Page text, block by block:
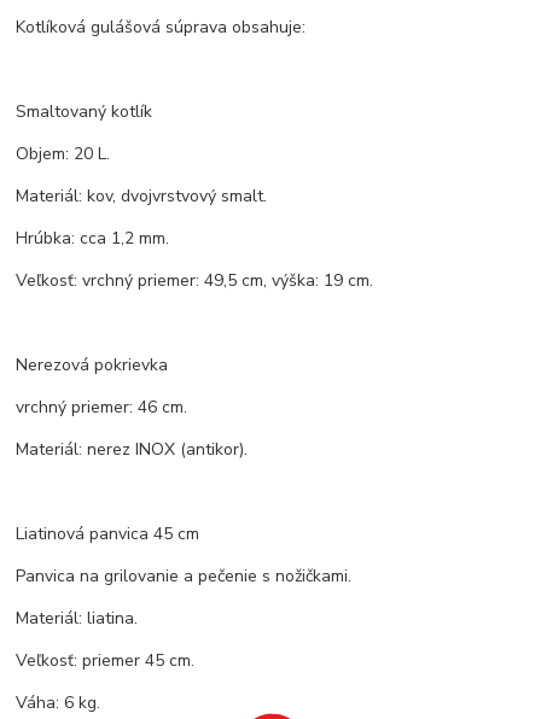
Kotlíková gulášová súprava obsahuje:
Smaltovaný kotlík
Objem: 20 L.
Materiál: kov, dvojvrstvový smalt.
Hrúbka: cca 1,2 mm.
Veľkosť: vrchný priemer: 49,5 cm, výška: 19 cm.
Nerezová pokrievka
vrchný priemer: 46 cm.
Materiál: nerez INOX (antikor).
Liatinová panvica 45 cm
Panvica na grilovanie a pečenie s nožičkami.
Materiál: liatina.
Veľkosť: priemer 45 cm.
Váha: 6 kg.